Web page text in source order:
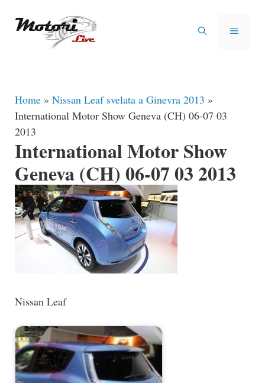
MENU
Home » Nissan Leaf svelata a Ginevra 2013 »
International Motor Show Geneva (CH) 06-07 03
2013
International Motor Show
Geneva (CH) 06-07 03 2013
Nissan Leaf